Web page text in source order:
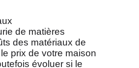
de matières
des matériaux de
prix de votre maison
évoluer si le